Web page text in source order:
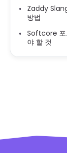
Zaddy
방법
Softcore 포
야 할 것